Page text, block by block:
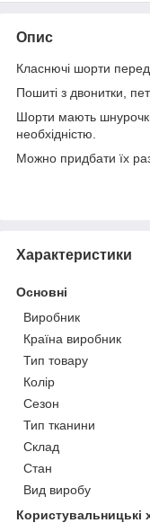
Опис
Класнючі шорти
Пошиті з двонитки,
Шорти мають шнурочки
необхідністю.
Можно придбати їх
Характеристики
Основні
Виробник
Країна виробник
Тип товару
Колір
Сезон
Тип тканини
Склад
Стан
Вид виробу
Користувальницькі